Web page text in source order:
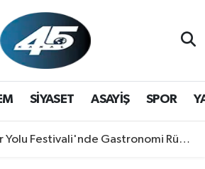
SİYASET ASAYİŞ SPOR
Gastronomi Rüzgarı: Lezzetin Yıldızı "Manisa Kebabı" Oldu!